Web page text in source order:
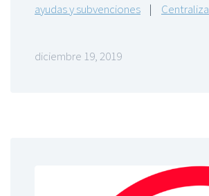
ayudas y subvenciones | Centraliza
diciembre 19, 2019